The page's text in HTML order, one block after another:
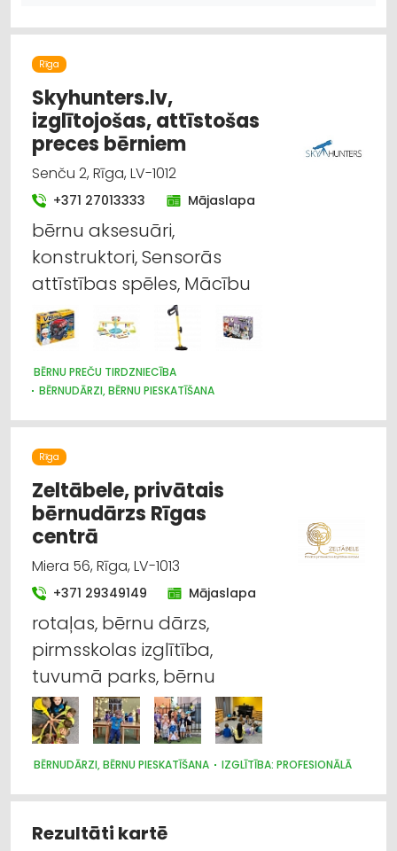
Rīga
Skyhunters.lv,
izglītojošas, attīstošas
preces bērniem
Senču 2, Rīga, LV-1012
+371 27013333 Mājaslapa
bērnu aksesuāri,
konstruktori, Sensorās
attīstības spēles, Mācību
BĒRNU PREČU TIRDZNIECĪBA
BĒRNUDĀRZI, BĒRNU PIESKATĪŠANA
BĒRNU UN JAUNIEŠU BRĪVĀ LAIKA ORGANIZĒŠANA, NOMETNES
SPORTA ORGANIZĀCIJAS
SPORTA UN TŪRISMA PREČU TIRDZNIECĪBA
SPORTA UN TŪRISMA PREČU VAIRUMTIRDZNIECĪBA
MEDICĪNISKĀ PALĪDZĪBA: REHABILITĀCIJA
IZGLĪTĪBA: VISPĀRĒJĀ
Rīga
Zeltābele, privātais
bērnudārzs Rīgas
centrā
Miera 56, Rīga, LV-1013
+371 29349149 Mājaslapa
rotaļas, bērnu dārzs,
pirmsskolas izglītība,
tuvumā parks, bērnu
BĒRNUDĀRZI, BĒRNU PIESKATĪŠANA IZGLĪTĪBA: PROFESIONĀLĀ
Rezultāti kartē